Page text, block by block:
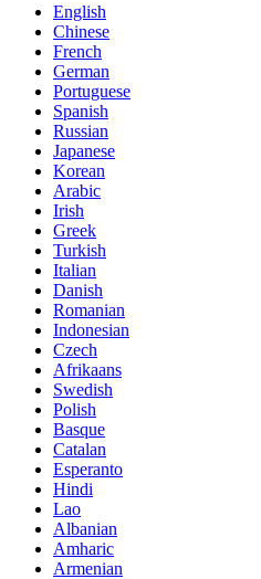
English
Chinese
French
German
Portuguese
Spanish
Russian
Japanese
Korean
Arabic
Irish
Greek
Turkish
Italian
Danish
Romanian
Indonesian
Czech
Afrikaans
Swedish
Polish
Basque
Catalan
Esperanto
Hindi
Lao
Albanian
Amharic
Armenian